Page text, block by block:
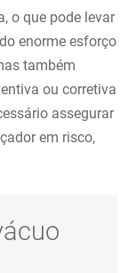
o que pode levar
enorme esforço
também
ou corretiva
assegurar
em risco,